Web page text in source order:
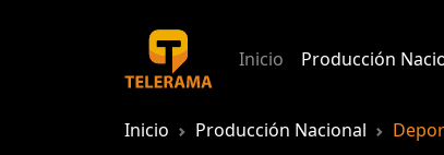
Inicio Producción
Inicio Producción Nacional